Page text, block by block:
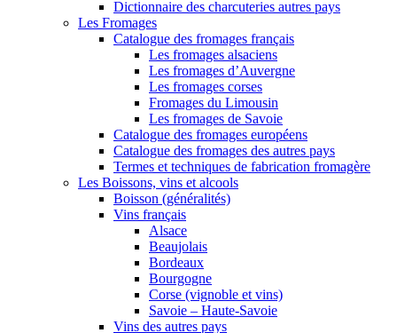
Dictionnaire des charcuteries autres pays
Les Fromages
Catalogue des fromages français
Les fromages alsaciens
Les fromages d’Auvergne
Les fromages corses
Fromages du Limousin
Les fromages de Savoie
Catalogue des fromages européens
Catalogue des fromages des autres pays
Termes et techniques de fabrication fromagère
Les Boissons, vins et alcools
Boisson (généralités)
Vins français
Alsace
Beaujolais
Bordeaux
Bourgogne
Corse (vignoble et vins)
Savoie – Haute-Savoie
Vins des autres pays